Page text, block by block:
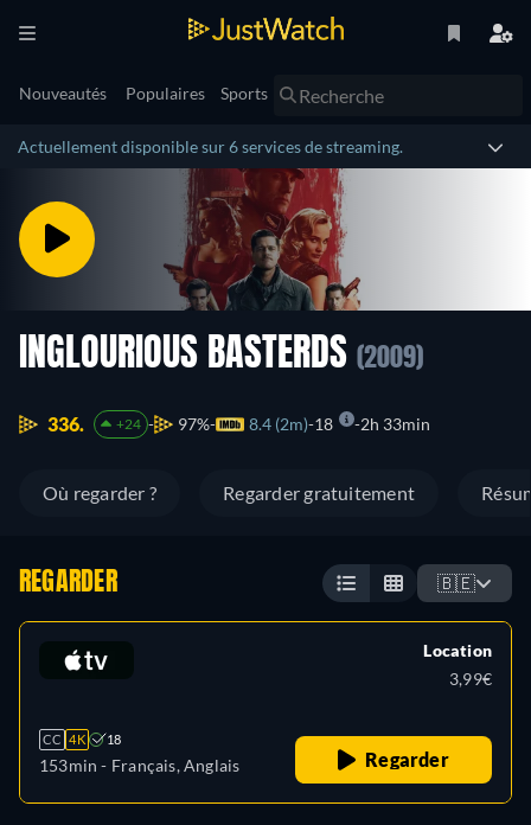
Nouveautés Populaires Sports
Actuellement disponible sur 6 services de streaming.
INGLOURIOUS BASTERDS (2009)
336. +24 97% 8.4 (2m) 18 2h 33min
Où regarder ? Regarder gratuitement
REGARDER 🇧🇪
CC 4K 18
153min - Français, Anglais
Location
3,99€
Regarder